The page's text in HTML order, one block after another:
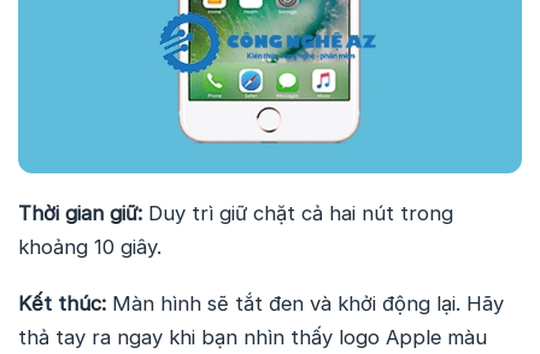
Thời gian giữ: Duy trì giữ chặt cả hai nút trong
khoảng 10 giây.
Kết thúc: Màn hình sẽ tắt đen và khởi động lại. Hãy
thả tay ra ngay khi bạn nhìn thấy logo Apple màu